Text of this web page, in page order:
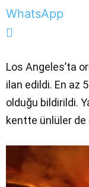
WhatsApp
Los Angeles’ta
ilan edildi. En az
olduğu bildirildi.
kentte ünlüler de